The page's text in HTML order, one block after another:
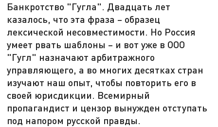
Банкротство "Гугла". Двадцать лет
казалось, что эта фраза – образец
лексической несовместимости. Но Россия
умеет рвать шаблоны – и вот уже в ООО
"Гугл" назначают арбитражного
управляющего, а во многих десятках стран
изучают наш опыт, чтобы повторить его в
своей юрисдикции. Всемирный
пропагандист и цензор вынужден отступать
под напором русской правды.